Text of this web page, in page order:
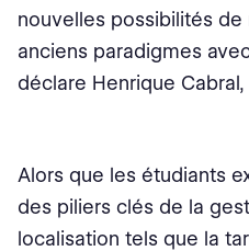
nouvelles possibilités
anciens paradigmes
déclare Henrique Cabral,
Alors que les étudiants
des piliers clés de la
localisation tels que la